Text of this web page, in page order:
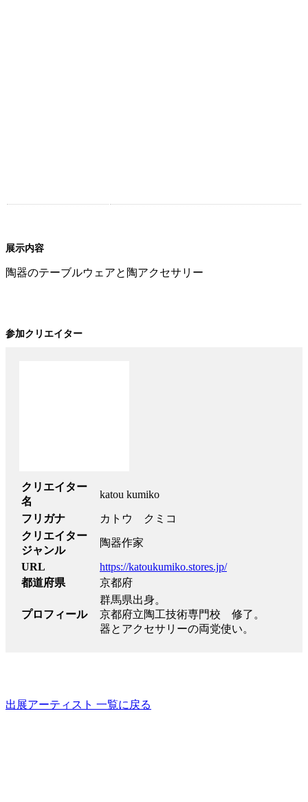
展示内容
陶器のテーブルウェアと陶アクセサリー
参加クリエイター
クリエイター
名
katou kumiko
フリガナ
カトウ クミコ
クリエイター
ジャンル
陶器作家
URL
https://katoukumiko.stores.jp/
都道府県
京都府
プロフィール
群馬県出身。
京都府立陶工技術専門校 修了。
器とアクセサリーの両党使い。
出展アーティスト 一覧に戻る